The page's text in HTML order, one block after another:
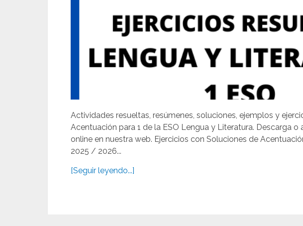
Actividades resueltas, resúmenes, soluciones, ejemplos y
Acentuación para 1 de la ESO Lengua y Literatura. Descarga
online en nuestra web. Ejercicios con Soluciones de
2025 / 2026...
[Seguir leyendo...]